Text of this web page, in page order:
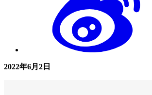
2022年6月2日